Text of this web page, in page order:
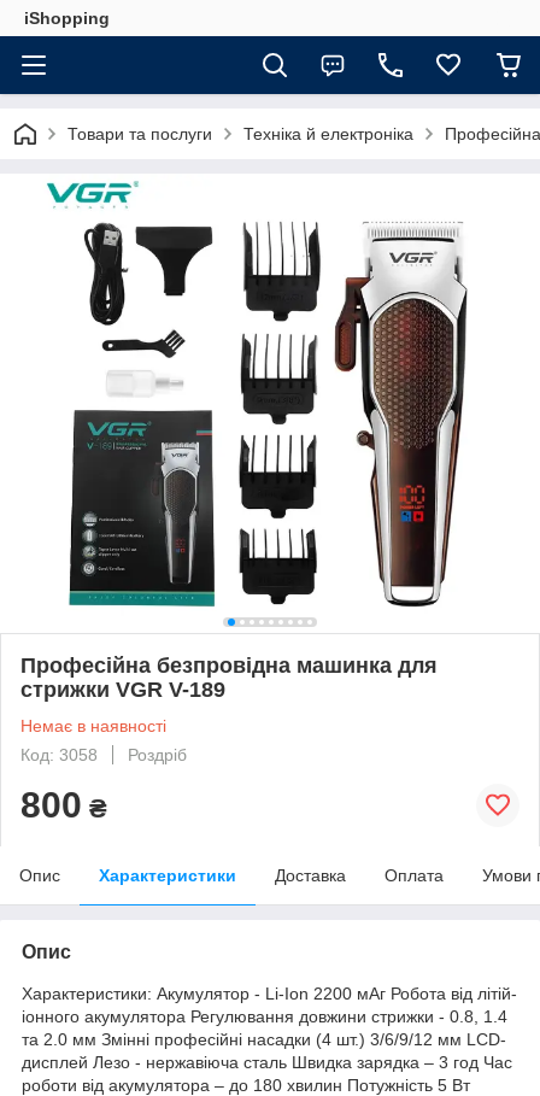
iShopping
Товари та послуги Техніка й електроніка
Професійна безпровідна машинка для
стрижки VGR V-189
Немає в наявності
Код: 3058
Роздріб
800 ₴
Опис Характеристики Доставка Оплата Умови
Опис
Характеристики: Акумулятор - Li-Ion 2200 мАг Робота від літій-
іонного акумулятора Регулювання довжини стрижки - 0.8, 1.4
та 2.0 мм Змінні професійні насадки (4 шт.) 3/6/9/12 мм LCD-
дисплей Лезо - нержавіюча сталь Швидка зарядка – 3 год Час
роботи від акумулятора – до 180 хвилин Потужність 5 Вт